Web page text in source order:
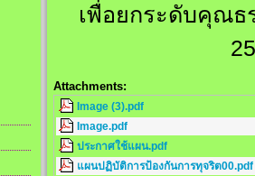
เพื่อยกระดับคุณธ
Attachments:
Image (3).pdf
Image.pdf
ประกาศใช้แผน.pdf
แผนปฏิบัติการป้องกันการทุจริต00.pdf